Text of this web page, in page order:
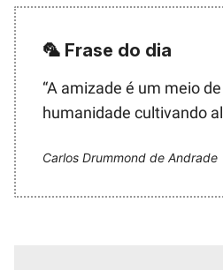
🦜 Frase do dia
“A amizade é um meio
humanidade cultivando
Carlos Drummond de Andrade